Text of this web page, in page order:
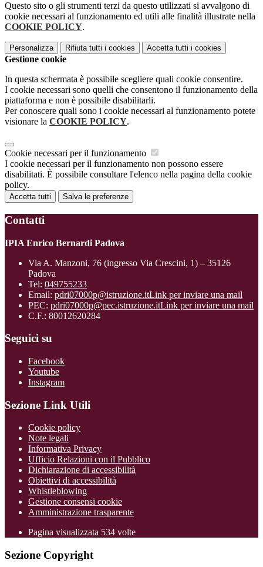
Questo sito o gli strumenti terzi da questo utilizzati si avvalgono di
cookie necessari al funzionamento ed utili alle finalità illustrate nella
COOKIE POLICY.
Personalizza Rifiuta tutti i cookies Accetta tutti i cookies
Gestione cookie
In questa schermata è possibile scegliere quali cookie consentire.
I cookie necessari sono quelli che consentono il funzionamento della
piattaforma e non è possibile disabilitarli.
Per conoscere quali sono i cookie necessari al funzionamento potete
visionare la COOKIE POLICY.
Cookie necessari per il funzionamento
I cookie necessari per il funzionamento non possono essere
disabilitati. È possibile consultare l'elenco nella pagina della cookie
policy.
Accetta tutti Salva le preferenze
Contatti
IPIA Enrico Bernardi Padova
Via A. Manzoni, 76 (ingresso Via Crescini, 1) – 35126
Padova
Tel: 049755233
Email: pdri07000p@istruzione.itLink per inviare una mail
PEC: pdri07000p@pec.istruzione.itLink per inviare una mail
C.F.: 80012620284
Seguici su
Facebook
Youtube
Instagram
Sezione Link Utili
Cookie policy
Note legali
Informativa Privacy
Ufficio Relazioni con il Pubblico
Dichiarazione di accessibilità
Obiettivi di accessibilità
Whistleblowing
Gestione consensi cookie
Amministrazione trasparente
Pagina visualizzata 534 volte
Sezione Copyright